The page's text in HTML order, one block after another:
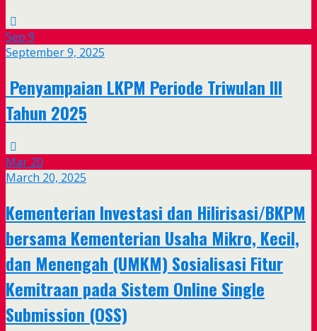
Sep 9
September 9, 2025
Penyampaian LKPM Periode Triwulan III
Tahun 2025
Mar 20
March 20, 2025
Kementerian Investasi dan Hilirisasi/BKPM
bersama Kementerian Usaha Mikro, Kecil,
dan Menengah (UMKM) Sosialisasi Fitur
Kemitraan pada Sistem Online Single
Submission (OSS)